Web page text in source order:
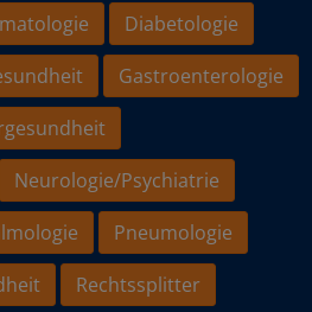
Diabetologie
Gastroenterologie
Neurologie/Psychiatrie
Pneumologie
Rechtssplitter